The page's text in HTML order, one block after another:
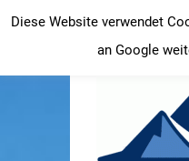
Inhalt
springen
Diese Website verwendet
an Google